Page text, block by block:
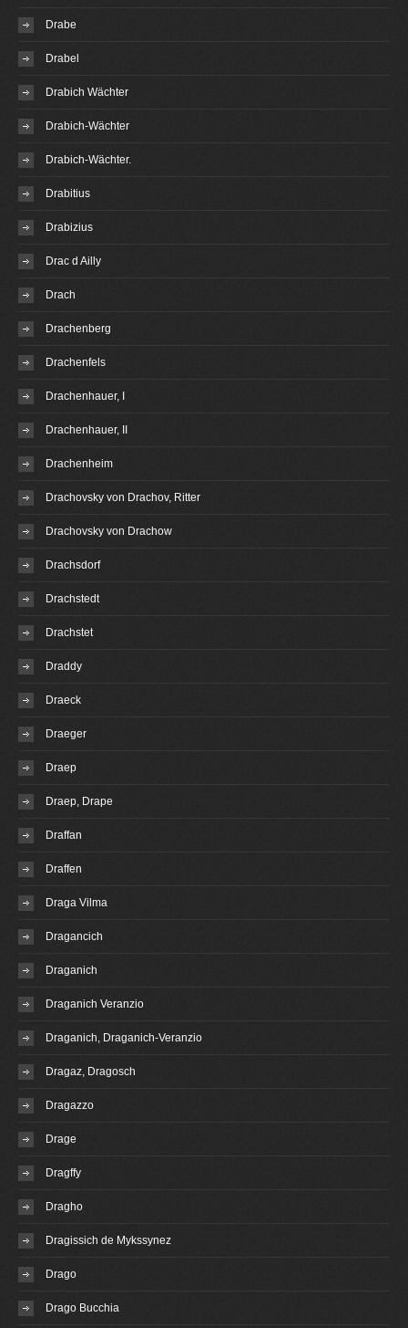
Drabe
Drabel
Drabich Wächter
Drabich-Wächter
Drabich-Wächter.
Drabitius
Drabizius
Drac d Ailly
Drach
Drachenberg
Drachenfels
Drachenhauer, I
Drachenhauer, II
Drachenheim
Drachovsky von Drachov, Ritter
Drachovsky von Drachow
Drachsdorf
Drachstedt
Drachstet
Draddy
Draeck
Draeger
Draep
Draep, Drape
Draffan
Draffen
Draga Vilma
Dragancich
Draganich
Draganich Veranzio
Draganich, Draganich-Veranzio
Dragaz, Dragosch
Dragazzo
Drage
Dragffy
Dragho
Dragissich de Mykssynez
Drago
Drago Bucchia